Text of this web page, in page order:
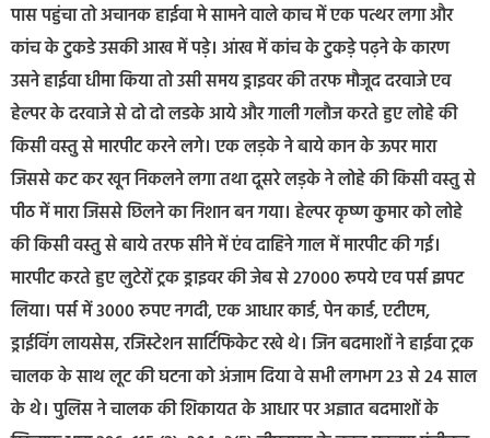
पास पहुंचा तो अचानक हाईवा मे सामने वाले काच में एक पत्थर लगा और
कांच के टुकडे उसकी आख में पड़े। आंख में कांच के टुकड़े पढ़ने के कारण
उसने हाईवा धीमा किया तो उसी समय ड्राइवर की तरफ मौजूद दरवाजे एव
हेल्पर के दरवाजे से दो दो लडके आये और गाली गलौज करते हुए लोहे की
किसी वस्तु से मारपीट करने लगे। एक लड़के ने बाये कान के ऊपर मारा
जिससे कट कर खून निकलने लगा तथा दूसरे लड़के ने लोहे की किसी वस्तु से
पीठ में मारा जिससे छिलने का निशान बन गया। हेल्पर कृष्ण कुमार को लोहे
की किसी वस्तु से बाये तरफ सीने में एंव दाहिने गाल में मारपीट की गई।
मारपीट करते हुए लुटेरों ट्रक ड्राइवर की जेब से 27000 रूपये एव पर्स झपट
लिया। पर्स में 3000 रुपए नगदी, एक आधार कार्ड, पेन कार्ड, एटीएम,
ड्राईविंग लायसेस, रजिस्टेशन सार्टिफिकेट रखे थे। जिन बदमाशों ने हाईवा ट्रक
चालक के साथ लूट की घटना को अंजाम दिया वे सभी लगभग 23 से 24 साल
के थे। पुलिस ने चालक की शिकायत के आधार पर अज्ञात बदमाशों के